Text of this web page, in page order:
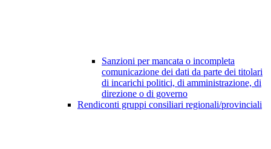
Sanzioni per mancata o incompleta
comunicazione dei dati da parte dei titolari
di incarichi politici, di amministrazione, di
direzione o di governo
Rendiconti gruppi consiliari regionali/provinciali